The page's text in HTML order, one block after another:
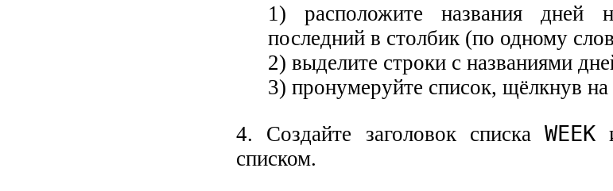
1) расположите названия дней
последний в столбик (по одному
2) выделите строки с названиями
3) пронумеруйте список, щёлкнув на
4. Создайте заголовок списка WEEK
списком.